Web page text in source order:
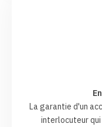
La garantie d'un
interlocuteur